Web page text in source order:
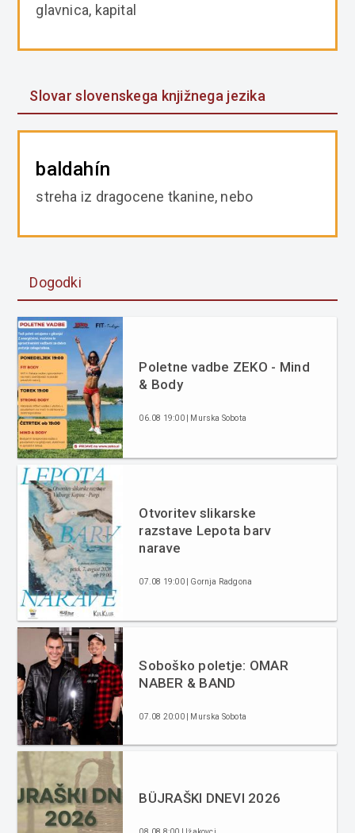
glavnica, kapital
Slovar slovenskega knjižnega jezika
baldahín
streha iz dragocene tkanine, nebo
Dogodki
Poletne vadbe ZEKO - Mind
& Body
06.08 19:00 | Murska Sobota
Otvoritev slikarske
razstave Lepota barv
narave
07.08 19:00 | Gornja Radgona
Soboško poletje: OMAR
NABER & BAND
07.08 20:00 | Murska Sobota
BÜJRAŠKI DNEVI 2026